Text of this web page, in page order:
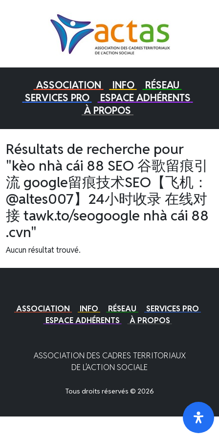
ASSOCIATION INFO
RÉSEAU
SERVICES PRO
ESPACE ADHÉRENTS
À PROPOS
Résultats de recherche pour
"kèo nhà cái 88 SEO 谷歌留痕引
流 google留痕技术SEO【飞机：
@altes007】24小时收录 在线对
接 tawk.to/seogoogle nhà cái 88
.cvn"
Aucun résultat trouvé.
ASSOCIATION INFO RÉSEAU
SERVICES PRO
ESPACE ADHÉRENTS
À PROPOS
ASSOCIATION DES CADRES TERRITORIAUX
DE L'ACTION SOCIALE
Tous droits réservés © 2026